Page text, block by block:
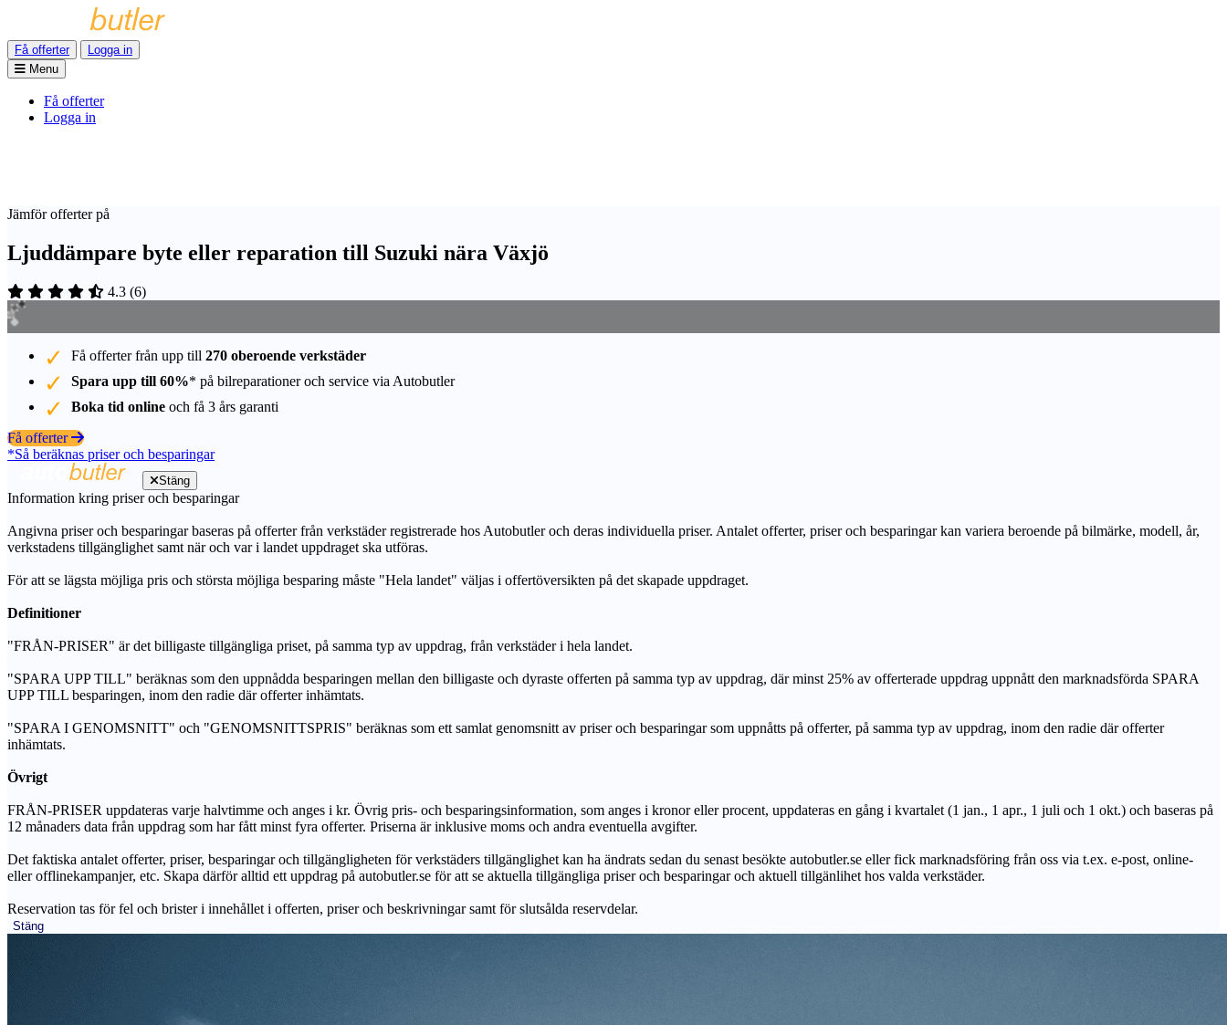
Få offerter
Logga in
Menu
Få offerter
Logga in
Jämför offerter på
Ljuddämpare byte eller reparation till Suzuki nära Växjö
4.3 (6)
Få offerter från upp till 270 oberoende verkstäder
Spara upp till 60%* på bilreparationer och service via Autobutler
Boka tid online och få 3 års garanti
Få offerter
*Så beräknas priser och besparingar
Stäng
Information kring priser och besparingar
Angivna priser och besparingar baseras på offerter från verkstäder registrerade hos Autobutler och deras individuella priser. Antalet offerter, priser och besparingar kan variera beroende på bilmärke, modell, år,
verkstadens tillgänglighet samt när och var i landet uppdraget ska utföras.
För att se lägsta möjliga pris och största möjliga besparing måste "Hela landet" väljas i offertöversikten på det skapade uppdraget.
Definitioner
"FRÅN-PRISER" är det billigaste tillgängliga priset, på samma typ av uppdrag, från verkstäder i hela landet.
"SPARA UPP TILL" beräknas som den uppnådda besparingen mellan den billigaste och dyraste offerten på samma typ av uppdrag, där minst 25% av offerterade uppdrag uppnått den marknadsförda SPARA
UPP TILL besparingen, inom den radie där offerter inhämtats.
"SPARA I GENOMSNITT" och "GENOMSNITTSPRIS" beräknas som ett samlat genomsnitt av priser och besparingar som uppnåtts på offerter, på samma typ av uppdrag, inom den radie där offerter
inhämtats.
Övrigt
FRÅN-PRISER uppdateras varje halvtimme och anges i kr. Övrig pris- och besparingsinformation, som anges i kronor eller procent, uppdateras en gång i kvartalet (1 jan., 1 apr., 1 juli och 1 okt.) och baseras på
12 månaders data från uppdrag som har fått minst fyra offerter. Priserna är inklusive moms och andra eventuella avgifter.
Det faktiska antalet offerter, priser, besparingar och tillgängligheten för verkstäders tillgänglighet kan ha ändrats sedan du senast besökte autobutler.se eller fick marknadsföring från oss via t.ex. e-post, online-
eller offlinekampanjer, etc. Skapa därför alltid ett uppdrag på autobutler.se för att se aktuella tillgängliga priser och besparingar och aktuell tillgänlihet hos valda verkstäder.
Reservation tas för fel och brister i innehållet i offerten, priser och beskrivningar samt för slutsålda reservdelar.
Stäng